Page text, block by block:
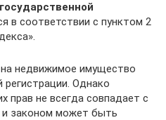
в соответствии с пунктом 2
недвижимое имущество
Однако
прав не всегда совпадает с
и законом может быть